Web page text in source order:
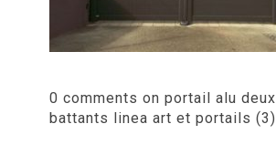
0 comments on portail alu deux
battants linea art et portails (3)